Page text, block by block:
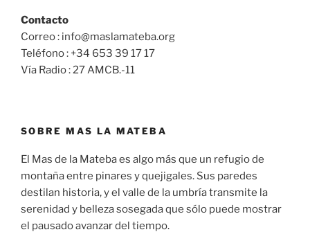
Contacto
Correo : info@maslamateba.org
Teléfono : +34 653 39 17 17
Vía Radio : 27 AMCB.-11
SOBRE MAS LA MATEBA
El Mas de la Mateba es algo más que un refugio de
montaña entre pinares y quejigales. Sus paredes
destilan historia, y el valle de la umbría transmite la
serenidad y belleza sosegada que sólo puede mostrar
el pausado avanzar del tiempo.